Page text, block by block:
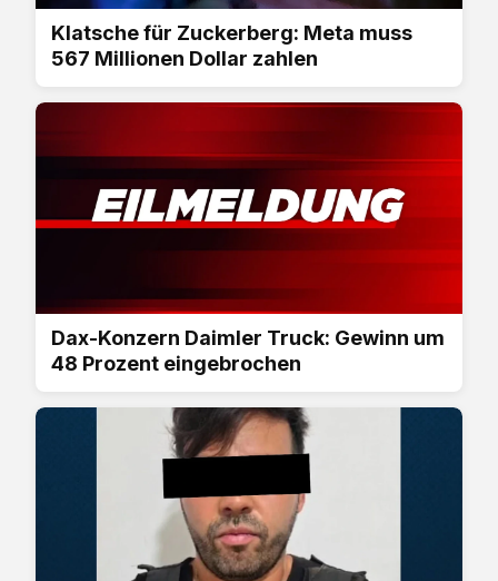
Klatsche für Zuckerberg: Meta muss
567 Millionen Dollar zahlen
Dax-Konzern Daimler Truck: Gewinn um
48 Prozent eingebrochen